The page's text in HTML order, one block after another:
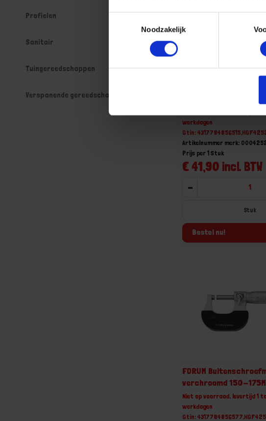
Noodzakelijk
Profielen
Sanitair
Tuingereedschappen
Verspanende gereedschappen
FORUM
werkdagen
Gtin:
Artikelnummer merk:
€ 41,90 incl. BTW
Prijs per 1 Stuk
-
Stuk
Bestel nu!
FORUM
verchroomd 150-
Niet op voorraad, levertijd 1
werkdagen
Gtin: